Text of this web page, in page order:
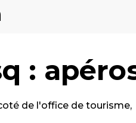
:
de l'office de tourisme,